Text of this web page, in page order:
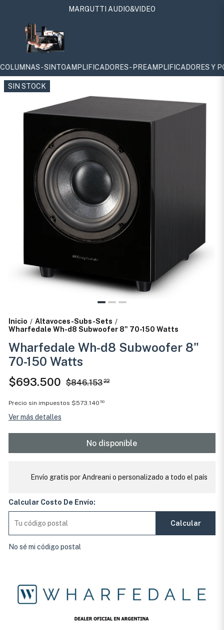
MARGUTTI AUDIO&VIDEO
- SINTOAMPLIFICADORES - PREAMPLIFICADORES Y
SIN STOCK
Inicio / Altavoces-Subs-Sets /
Wharfedale Wh-d8 Subwoofer 8" 70-150 Watts
Wharfedale Wh-d8 Subwoofer 8"
70-150 Watts
$693.500 $846.15322
Precio sin impuestos $573.140 50
Ver más detalles
No disponible
Envío gratis por Andreani o personalizado a todo el país
Calcular Costo De Envío:
Calcular
No sé mi código postal